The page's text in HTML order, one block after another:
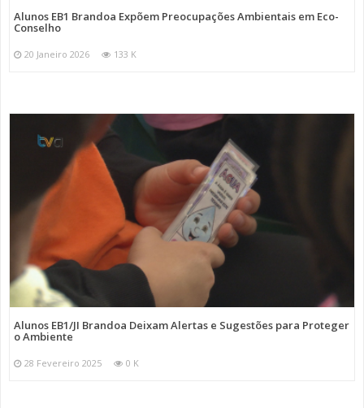
Alunos EB1 Brandoa Expõem Preocupações Ambientais em Eco-
Conselho
20 Janeiro 2026 133 K
Alunos EB1/JI Brandoa Deixam Alertas e Sugestões para Proteger
o Ambiente
28 Fevereiro 2025 0 K